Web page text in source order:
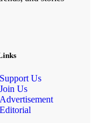
Support Us
Join Us
Advertisement
Editorial